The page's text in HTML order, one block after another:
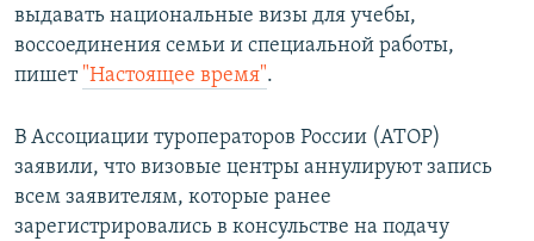
выдавать национальные визы для учебы,
воссоединения семьи и специальной работы,
пишет "Настоящее время".
В Ассоциации туроператоров России (АТОР)
заявили, что визовые центры аннулируют запись
всем заявителям, которые ранее
зарегистрировались в консульстве на подачу